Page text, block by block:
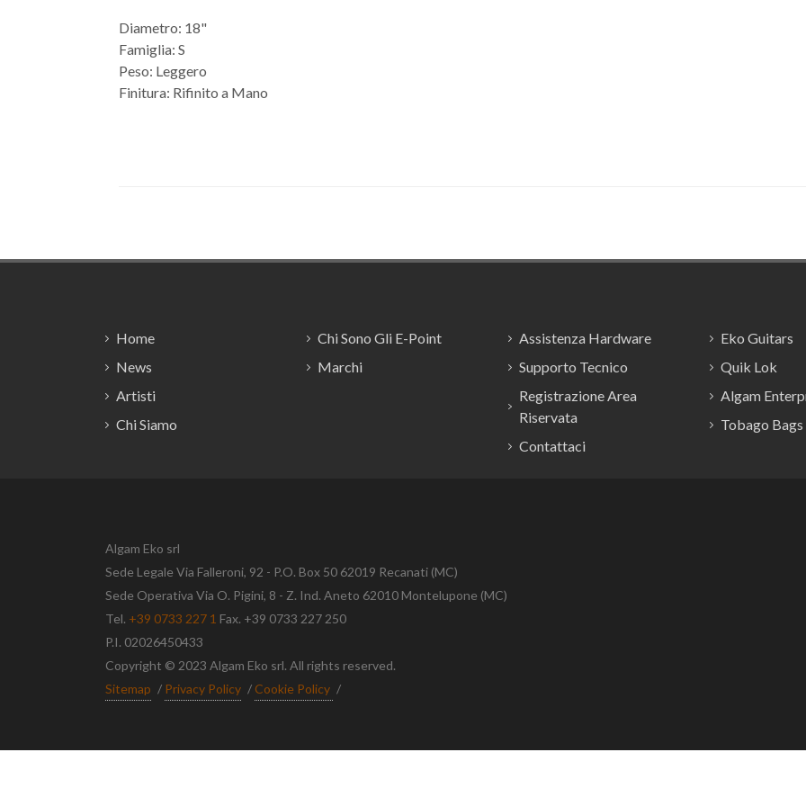
Diametro: 18"
Famiglia: S
Peso: Leggero
Finitura: Rifinito a Mano
Home
News
Artisti
Chi Siamo
Chi Sono Gli E-Point
Marchi
Assistenza Hardware
Supporto Tecnico
Registrazione Area
Riservata
Contattaci
Eko Guitars
Quik Lok
Algam
Tobago Bags
Algam Eko srl
Sede Legale Via Falleroni, 92 - P.O. Box 50 62019 Recanati (MC)
Sede Operativa Via O. Pigini, 8 - Z. Ind. Aneto 62010 Montelupone (MC)
Tel. +39 0733 227 1 Fax. +39 0733 227 250
P.I. 02026450433
Copyright © 2023 Algam Eko srl. All rights reserved.
Sitemap / Privacy Policy / Cookie Policy /